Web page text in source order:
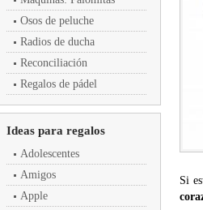
Osos de peluche
Radios de ducha
Reconciliación
Regalos de pádel
Ideas para regalos
Adolescentes
Amigos
Apple
Si